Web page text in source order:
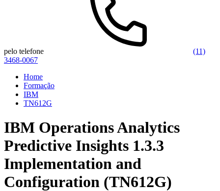
pelo telefone
(11)
3468-0067
Home
Formação
IBM
TN612G
IBM Operations Analytics
Predictive Insights 1.3.3
Implementation and
Configuration (TN612G)